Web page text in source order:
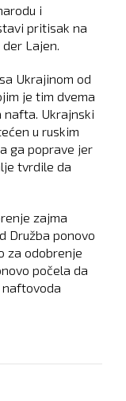
i
pritisak na
Lajen.
Ukrajinom od
je tim dvema
nafta. Ukrajnski
u ruskim
ga poprave jer
tvrdile da
zajma
Družba ponovo
za odobrenje
počela da
naftovoda